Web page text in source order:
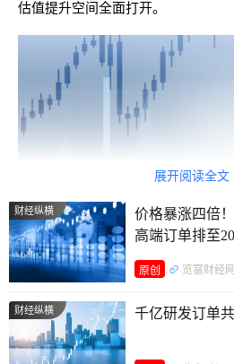
估值提升空间全面打开。
前4月订单总额超去年全年
订单式工程类企业业绩先行指
单爆发式增长，彻底扭转了此前市
展开阅读全文
财经纵横
价格暴涨四倍
高端订单排至
原创 览富财经网
财经纵横 千亿研发订单